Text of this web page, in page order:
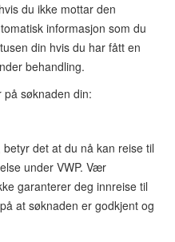
du ikke mottar den
informasjon som du
din hvis du har fått en
behandling.
søknaden din:
det at du nå kan reise til
under VWP. Vær
garanterer deg innreise til
at søknaden er godkjent og